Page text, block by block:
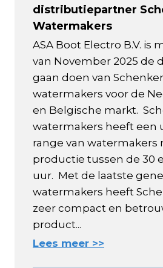
distributiepartner
Watermakers
ASA Boot Electro B.V. is
van November 2025 de
gaan doen van Schenker
watermakers voor de
en Belgische markt.
watermakers heeft een
range van watermakers
productie tussen de 30
uur. Met de laatste
watermakers heeft
zeer compact en
product...
Lees meer >>